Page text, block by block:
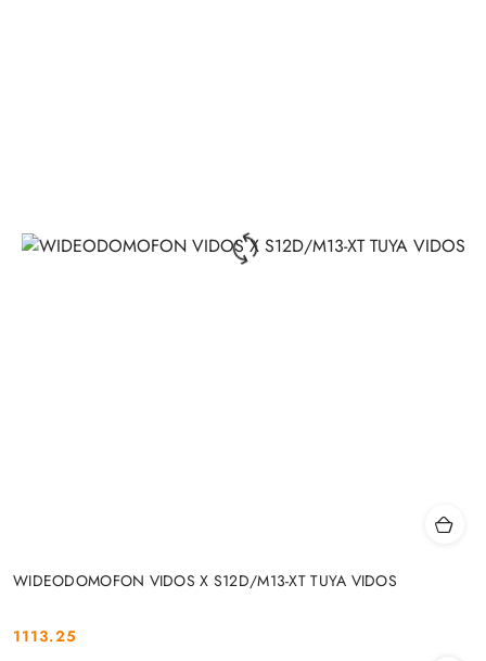
WIDEODOMOFON VIDOS X S12D/M13-XT TUYA VIDOS
Cena:
1113.25